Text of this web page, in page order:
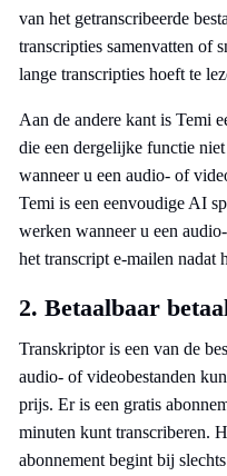
van het getranscribeerde
transcripties samenvatten of
lange transcripties hoeft te
Aan de andere kant is Temi
die een dergelijke functie
wanneer u een audio- of
Temi is een eenvoudige AI
werken wanneer u een
het transcript e-mailen nadat
2. Betaalbaar
Transkriptor is een van de
audio- of videobestanden
prijs. Er is een gratis
minuten kunt transcriberen.
abonnement begint bij